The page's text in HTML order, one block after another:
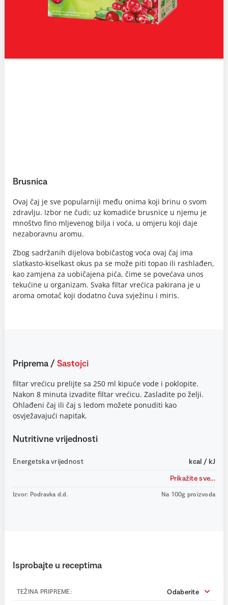
Brusnica
Ovaj čaj je sve popularniji među onima koji brinu o svom
zdravlju. Izbor ne čudi; uz komadiće brusnice u njemu je
mnoštvo fino mljevenog bilja i voća, u omjeru koji daje
nezaboravnu aromu.
Zbog sadržanih dijelova bobičastog voća ovaj čaj ima
slatkasto-kiselkast okus pa se može piti topao ili rashlađen,
kao zamjena za uobičajena pića, čime se povećava unos
tekućine u organizam. Svaka filtar vrećica pakirana je u
aroma omotač koji dodatno čuva svježinu i miris.
Priprema / Sastojci
filtar vrećicu prelijte sa 250 ml kipuće vode i poklopite.
Nakon 8 minuta izvadite filtar vrećicu. Zasladite po želji.
Ohlađeni čaj ili čaj s ledom možete ponuditi kao
osvježavajući napitak.
Nutritivne vrijednosti
Energetska vrijednost kcal / kJ
Prikažite sve...
Izvor: Podravka d.d. Na 100g proizvoda
Isprobajte u receptima
TEŽINA PRIPREME: Odaberite